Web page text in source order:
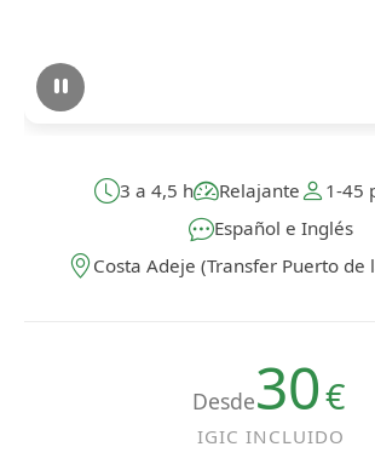
3 a 4,5 h Relajante
1-45
Español e Inglés
Costa Adeje (Transfer Puerto de
Desde30€
IGIC INCLUIDO